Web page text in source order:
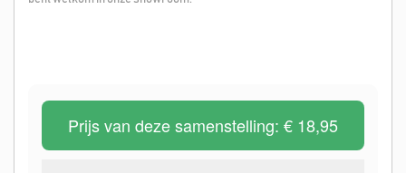
Prijs van deze samenstelling: € 18,95